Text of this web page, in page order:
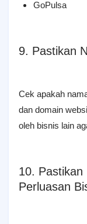
GoPulsa
9. Pastikan
Cek apakah
dan domain
oleh bisnis lain
10. Pastikan
Perluasan